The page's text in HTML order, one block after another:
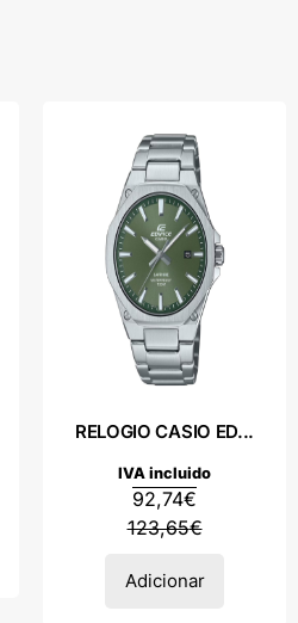
RELOGIO CASIO ED...
123,65€
92,74€
IVA incluido
Adicionar